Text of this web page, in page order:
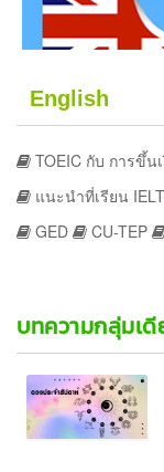
English
TOEIC กับ การขึ้น
แนะนำที่เรียน
GED
CU-TEP
บทความกลุ่มเ